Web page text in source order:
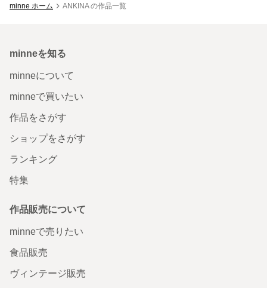
minne ホーム ANKINA の作品一覧
minneを知る
minneについて
minneで買いたい
作品をさがす
ショップをさがす
ランキング
特集
作品販売について
minneで売りたい
食品販売
ヴィンテージ販売